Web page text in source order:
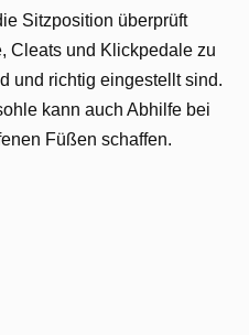
Sitzposition überprüft
Cleats und Klickpedale zu
und richtig eingestellt sind.
kann auch Abhilfe bei
Füßen schaffen.